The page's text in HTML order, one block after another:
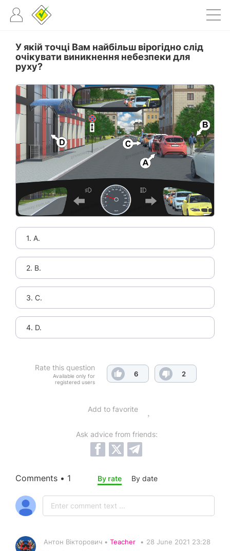
У якій точці Вам найбільш вірогідно слід
очікувати виникнення небезпеки для
руху?
1. А.
2. В.
3. С.
4. D.
Rate this question
Available only for
registered users
6 2
Add to favorite
Ask advice from friends:
Comments • 1 By rate By date
Антон Вікторович • Teacher • 28 June 2021 23:28